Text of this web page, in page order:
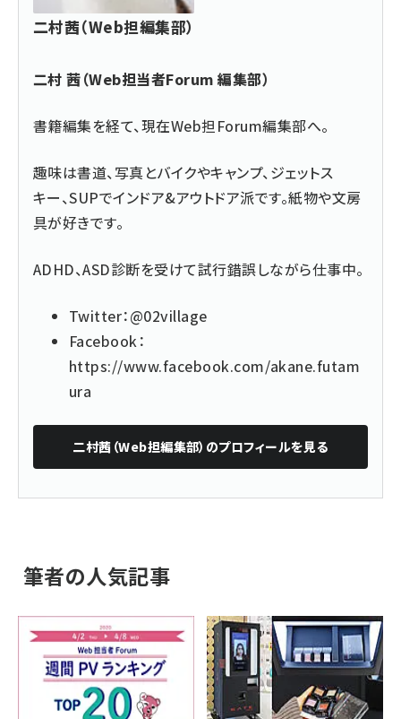
二村茜（Web担編集部）
二村 茜（Web担当者Forum 編集部）
書籍編集を経て、現在Web担Forum編集部へ。
趣味は書道、写真とバイクやキャンプ、ジェットス
キー、SUPでインドア&アウトドア派です。紙物や文房
具が好きです。
ADHD、ASD診断を受けて試行錯誤しながら仕事中。
Twitter：@02village
Facebook：
https://www.facebook.com/akane.futam
ura
二村茜（Web担編集部） のプロフィールを見る
筆者の人気記事